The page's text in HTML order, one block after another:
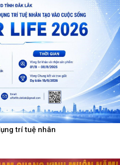
trí tuệ nhân